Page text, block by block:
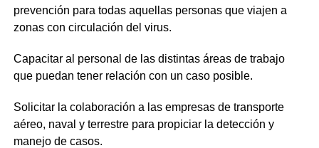
prevención para todas aquellas personas que viajen a
zonas con circulación del virus.
Capacitar al personal de las distintas áreas de trabajo
que puedan tener relación con un caso posible.
Solicitar la colaboración a las empresas de transporte
aéreo, naval y terrestre para propiciar la detección y
manejo de casos.